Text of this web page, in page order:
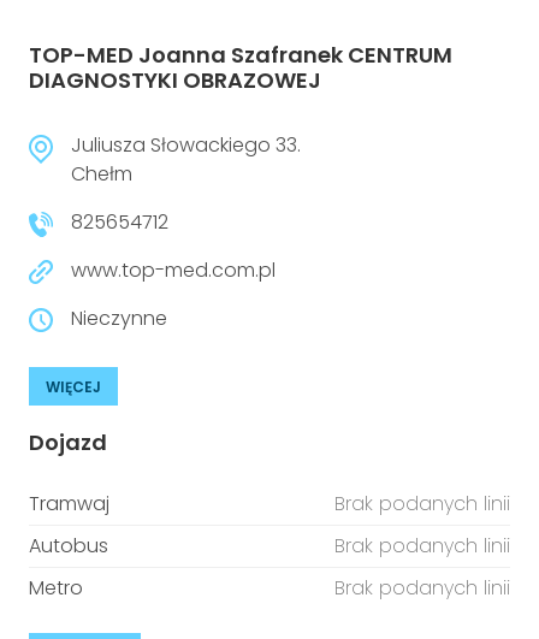
TOP-MED Joanna Szafranek CENTRUM
DIAGNOSTYKI OBRAZOWEJ
Juliusza Słowackiego 33.
Chełm
825654712
www.top-med.com.pl
Nieczynne
WIĘCEJ
Dojazd
Tramwaj
Brak podanych linii
Autobus
Brak podanych linii
Metro
Brak podanych linii